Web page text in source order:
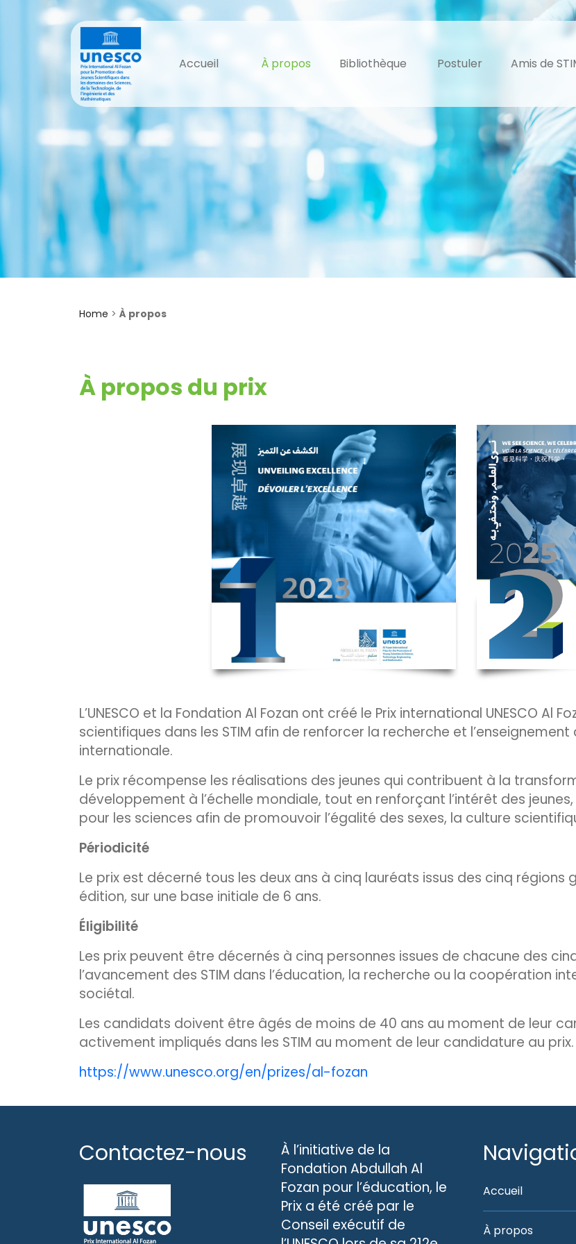
Accueil À propos Bibliothèque Postuler
Amis de
Home > À propos
À propos du prix
L’UNESCO et la Fondation Al Fozan ont créé le Prix international UNESCO Al
scientifiques dans les STIM afin de renforcer la recherche et
internationale.
Le prix récompense les réalisations des jeunes qui contribuent à la
développement à l’échelle mondiale, tout en renforçant l’intérêt des
pour les sciences afin de promouvoir l’égalité des sexes, la culture
Périodicité
Le prix est décerné tous les deux ans à cinq lauréats issus des cinq régions
édition, sur une base initiale de 6 ans.
Éligibilité
Les prix peuvent être décernés à cinq personnes issues de chacune des
l’avancement des STIM dans l’éducation, la recherche ou la coopération
sociétal.
Les candidats doivent être âgés de moins de 40 ans au moment de leur
activement impliqués dans les STIM au moment de leur candidature au prix.
https://www.unesco.org/en/prizes/al-fozan
Contactez-nous
À l’initiative de la
Fondation Abdullah Al
Fozan pour l’éducation, le
Prix a été créé par le
Conseil exécutif de
Accueil
À propos